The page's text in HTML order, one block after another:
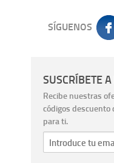
SÍGUENOS
SUSCRÍBETE
Recibe nuestras
códigos
para ti.